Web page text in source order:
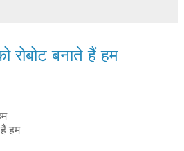
रोबोट बनाते हैं हम
हम